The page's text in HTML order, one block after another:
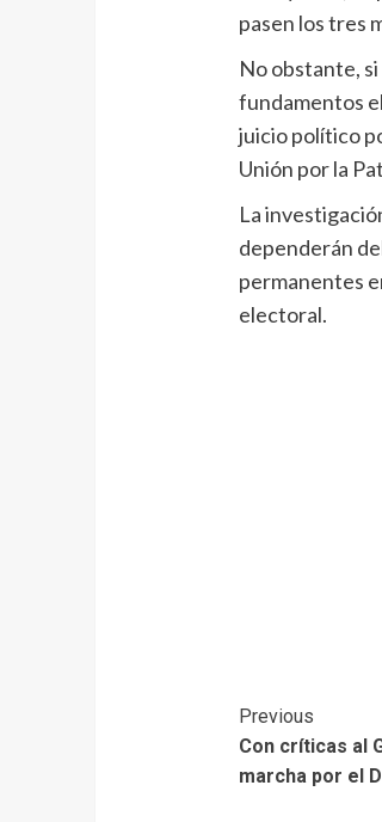
pasen los tres
No obstante,
fundamentos
juicio político
Unión por la
La
dependerán
permanentes
electoral.
Previous
Con críticas al
marcha por el